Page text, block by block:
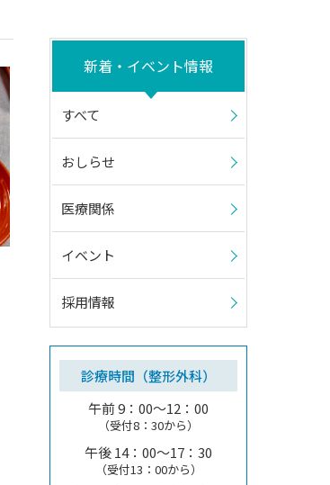
新着・イベント情報
すべて
おしらせ
医療関係
イベント
採用情報
診療時間（整形外科）
午前 9：00～12：00
（受付8：30から）
午後 14：00～17：30
（受付13：00から）